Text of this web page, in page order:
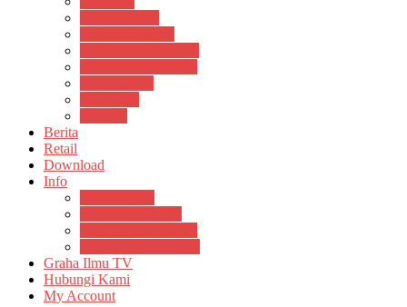
Berita
Retail
Download
Info
Graha Ilmu TV
Hubungi Kami
My Account